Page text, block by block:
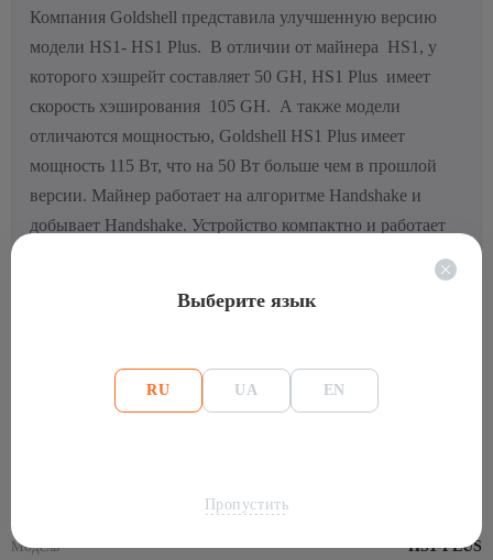
Компания Goldshell представила улучшенную версию
модели HS1- HS1 Plus. В отличии от майнера HS1, у
которого хэшрейт составляет 50 GH, HS1 Plus имеет
скорость хэширования 105 GH. А также модели
отличаются мощностью, Goldshell HS1 Plus имеет
мощность 115 Вт, что на 50 Вт больше чем в прошлой
версии. Майнер работает на алгоритме Handshake и
добывает Handshake. Устройство компактно и работает
HS1-PLUS 105Gh
Модель HS1-PLUS
Выберите язык
RU UA EN
Пропустить